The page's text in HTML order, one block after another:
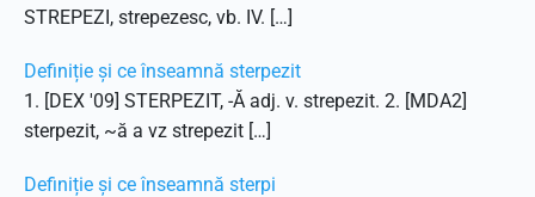
STREPEZI, strepezesc, vb. IV. […]
Definiție și ce înseamnă sterpezit
1. [DEX '09] STERPEZIT, -Ă adj. v. strepezit. 2. [MDA2]
sterpezit, ~ă a vz strepezit […]
Definiție și ce înseamnă sterpi